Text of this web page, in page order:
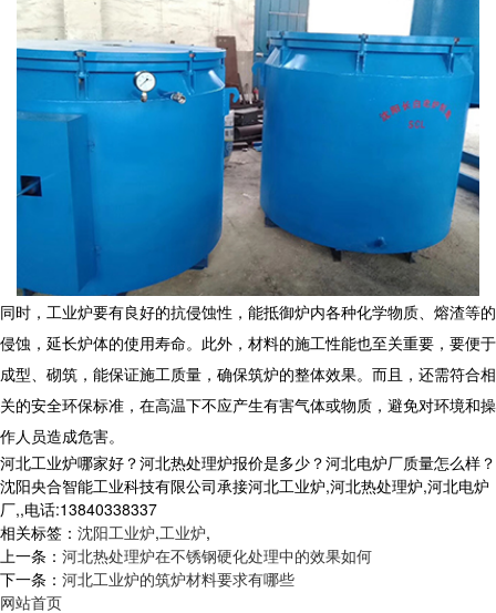
同时， 工业炉要有良好的抗侵蚀性，能抵御炉内各种化学物质、熔渣等的
侵蚀，延长炉体的使用寿命。此外，材料的施工性能也至关重要，要便于
成型、砌筑，能保证施工质量，确保筑炉的整体效果。而且，还需符合相
关的安全环保标准，在高温下不应产生有害气体或物质，避免对环境和操
作人员造成危害。
河北工业炉哪家好？河北热处理炉报价是多少？河北电炉厂质量怎么样？
沈阳央合智能工业科技有限公司承接河北工业炉,河北热处理炉,河北电炉
厂,,电话:13840338337
相关标签： 沈阳工业炉,工业炉,
上一条： 河北热处理炉在不锈钢硬化处理中的效果如何
下一条： 河北工业炉的筑炉材料要求有哪些
网站首页